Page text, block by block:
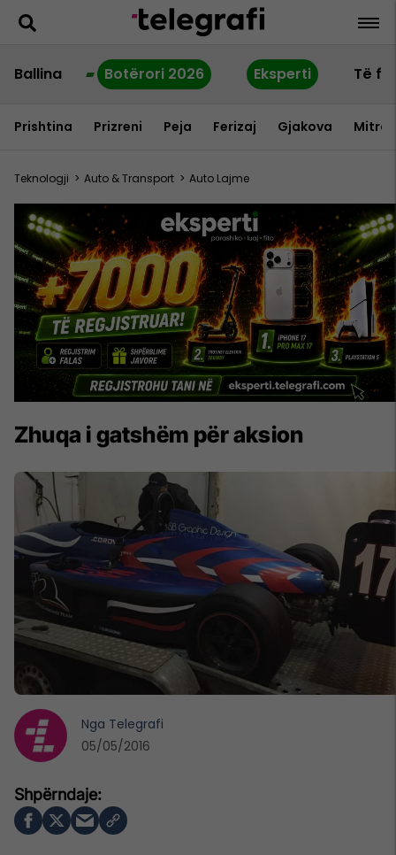
Ballina Botërori 2026 Eksperti Të
Prishtina Prizreni Peja Ferizaj Gjakova
Teknologji > Auto & Transport > Auto Lajme
Zhuqa i gatshëm për aksion
Nga Telegrafi
05/05/2016